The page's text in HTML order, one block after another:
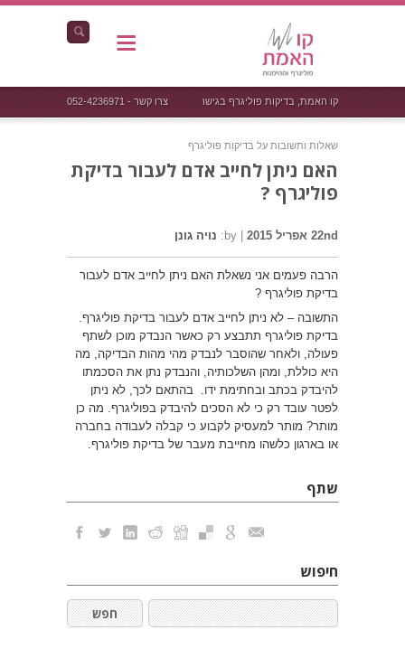
קו האמת, בדיקות פוליגרף בגישה אחרת צרו קשר - 052-4236971
שאלות ותשובות על בדיקות פוליגרף
האם ניתן לחייב אדם לעבור בדיקת
פוליגרף ?
22nd אפריל 2015 by: נויה גונן
הרבה פעמים אני נשאלת האם ניתן לחייב אדם לעבור
בדיקת פוליגרף ?
התשובה – לא ניתן לחייב אדם לעבור בדיקת פוליגרף.
בדיקת פוליגרף תתבצע רק כאשר הנבדק מוכן לשתף
פעולה, ולאחר שהוסבר לנבדק מהי מהות הבדיקה, מה
היא כוללת, ומהן השלכותיה, והנבדק נתן את הסכמתו
להיבדק בכתב ובחתימת ידו. בהתאם לכך, לא ניתן
לפטר עובד רק כי לא הסכים להיבדק בפוליגרף. מה כן
מותר? מותר למעסיק לקבוע כי קבלה לעבודה בחברה
או בארגון כלשהו מחייבת מעבר של בדיקת פוליגרף.
שתף
חיפוש